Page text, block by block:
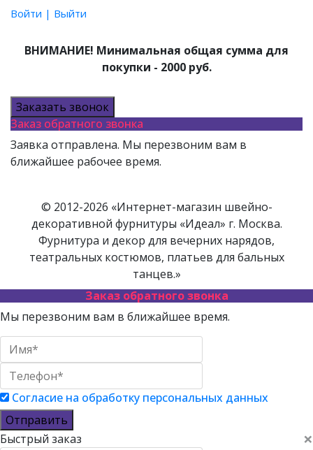
Войти | Выйти
ВНИМАНИЕ! Минимальная общая сумма для
покупки - 2000 руб.
Заказать звонок
Заказ обратного звонка
Заявка отправлена. Мы перезвоним вам в
ближайшее рабочее время.
© 2012-2026 «Интернет-магазин швейно-
декоративной фурнитуры «Идеал» г. Москва.
Фурнитура и декор для вечерних нарядов,
театральных костюмов, платьев для бальных
танцев.»
Заказ обратного звонка
Мы перезвоним вам в ближайшее время.
Согласие на обработку персональных данных
Отправить
×
Быстрый заказ